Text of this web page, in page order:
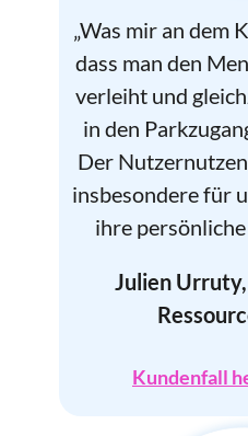
„Was mir an dem
dass man den
verleiht und
in den
Der
insbesondere für
ihre
Julien
Kundenfall